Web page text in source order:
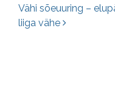
Vähi sõeuuring –
liiga vähe